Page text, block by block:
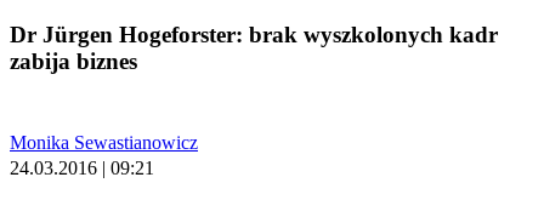
Dr Jürgen Hogeforster: brak wyszkolonych kadr
zabija biznes
Monika Sewastianowicz
24.03.2016 | 09:21